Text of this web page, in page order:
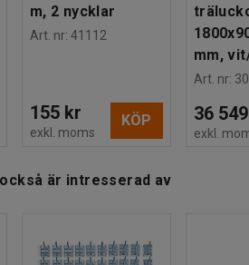
m, 2 nycklar
Art. nr: 41112
155 kr
exkl. moms
KÖP
mm,
Art. nr:
36
exkl.
är intresserad av